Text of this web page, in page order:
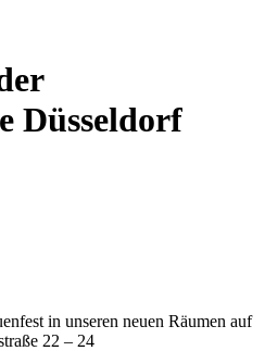
Düsseldorf
in unseren neuen Räumen auf
22 – 24